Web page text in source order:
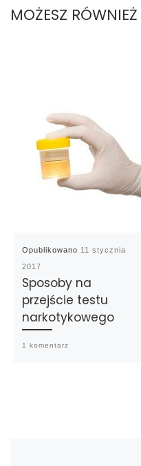
MOŻESZ
Opublikowano 11 stycznia
2017
Sposoby na
przejście testu
narkotykowego
1 komentarz